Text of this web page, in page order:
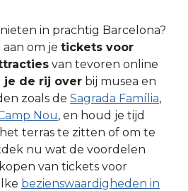
in prachtig Barcelona?
om je tickets voor
van tevoren online
je de rij over bij musea en
zoals de Sagrada Família,
Nou, en houd je tijd
terras te zitten of om te
nu wat de voordelen
van tickets voor
bezienswaardigheden in